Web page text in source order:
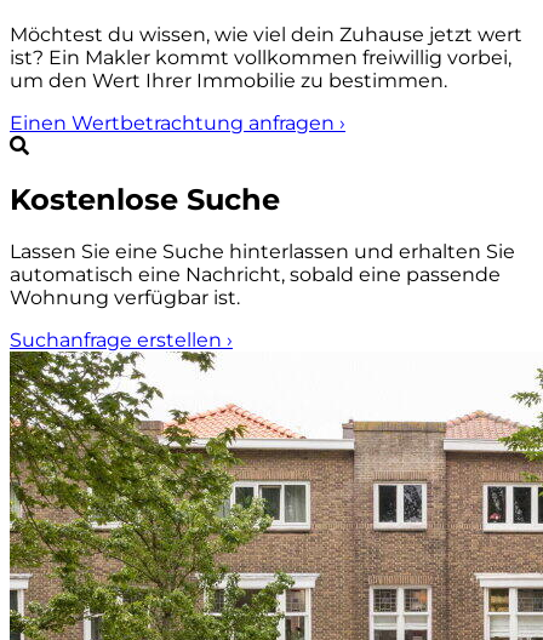
Möchtest du wissen, wie viel dein Zuhause jetzt wert
ist? Ein Makler kommt vollkommen freiwillig vorbei,
um den Wert Ihrer Immobilie zu bestimmen.
Einen Wertbetrachtung anfragen ›
Kostenlose Suche
Lassen Sie eine Suche hinterlassen und erhalten Sie
automatisch eine Nachricht, sobald eine passende
Wohnung verfügbar ist.
Suchanfrage erstellen ›